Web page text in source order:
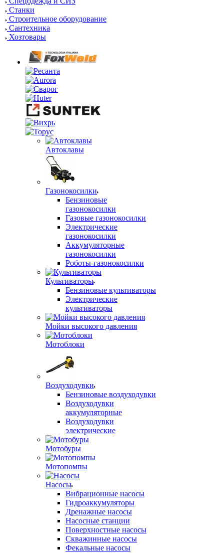
Станки
Строительное оборудование
Сантехника
Хозтовары
Автоклавы
Газонокосилки
Бензиновые
газонокосилки
Газовые газонокосилки
Электрические
газонокосилки
Аккумуляторные
газонокосилки
Роботы-газонокосилки
Культиваторы
Бензиновые культиваторы
Электрические
культиваторы
Мойки высокого давления
Мотоблоки
Воздуходувки
Бензиновые воздуходувки
Воздуходувки
аккумуляторные
Воздуходувки
электрические
Мотобуры
Мотопомпы
Насосы
Вибрационные насосы
Гидроаккумуляторы
Дренажные насосы
Насосные станции
Поверхностные насосы
Скважинные насосы
Фекальные насосы